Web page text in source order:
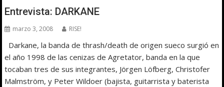
Entrevista: DARKANE
marzo 3, 2008 RISE!
Darkane, la banda de thrash/death de origen sueco surgió en
el año 1998 de las cenizas de Agretator, banda en la que
tocaban tres de sus integrantes, Jörgen Löfberg, Christofer
Malmström, y Peter Wildoer (bajista, guitarrista y baterista